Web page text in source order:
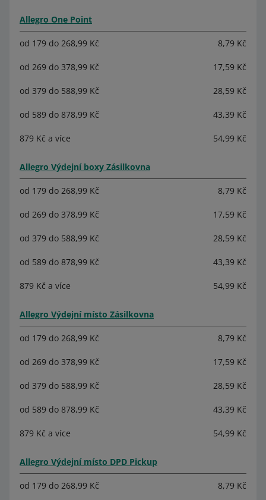
Allegro One Point
od 179 do 268,99 Kč 8,79 Kč
od 269 do 378,99 Kč 17,59 Kč
od 379 do 588,99 Kč 28,59 Kč
od 589 do 878,99 Kč 43,39 Kč
879 Kč a více 54,99 Kč
Allegro Výdejní boxy Zásilkovna
od 179 do 268,99 Kč 8,79 Kč
od 269 do 378,99 Kč 17,59 Kč
od 379 do 588,99 Kč 28,59 Kč
od 589 do 878,99 Kč 43,39 Kč
879 Kč a více 54,99 Kč
Allegro Výdejní místo Zásilkovna
od 179 do 268,99 Kč 8,79 Kč
od 269 do 378,99 Kč 17,59 Kč
od 379 do 588,99 Kč 28,59 Kč
od 589 do 878,99 Kč 43,39 Kč
879 Kč a více 54,99 Kč
Allegro Výdejní místo DPD Pickup
od 179 do 268,99 Kč 8,79 Kč